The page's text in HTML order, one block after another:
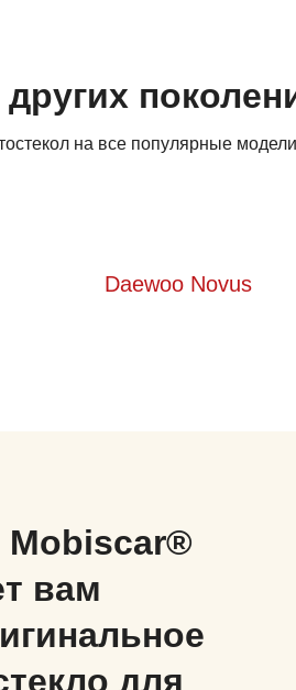
на все популярные
Daewoo Novus
Mobiscar®
вам
для